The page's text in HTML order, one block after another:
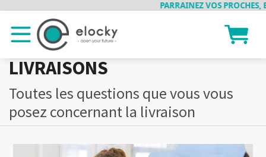
PARRAINEZ VOS PROCHES,
LIVRAISONS
Toutes les questions que vous vous
posez concernant la livraison